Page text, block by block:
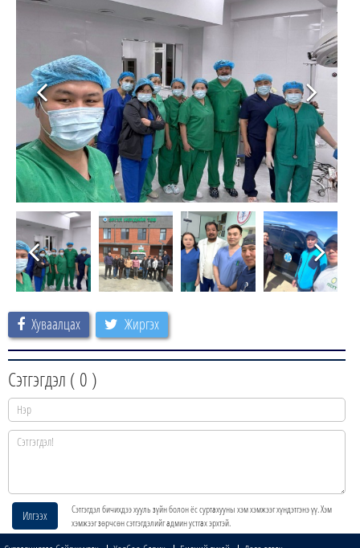
Хуваалцах Жиргэх
Сэтгэгдэл ( 0 )
Илгээх
Сэтгэгдэл бичихдээ хууль зүйн болон ёс суртахууны хэм хэмжээг хүндэтгэнэ үү. Хэм
хэмжээг зөрчсөн сэтгэгдэлийг админ устгах эрхтэй.